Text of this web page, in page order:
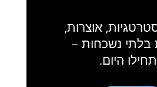
אוצרות,
בלתי נשכחות –
היום.